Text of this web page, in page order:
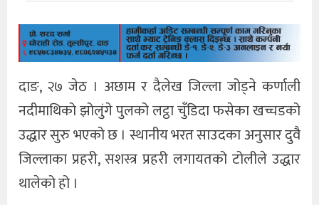
दाङ, २७ जेठ । अछाम र दैलेख जिल्ला जोड्ने कर्णाली
नदीमाथिको झोलुंगे पुलको लट्ठा चुँडिदा फसेका खच्चडको
उद्धार सुरु भएको छ । स्थानीय भरत साउदका अनुसार दुवै
जिल्लाका प्रहरी, सशस्त्र प्रहरी लगायतको टोलीले उद्धार
थालेको हो ।